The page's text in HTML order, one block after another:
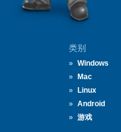
类别
Windows
Mac
Linux
Android
游戏